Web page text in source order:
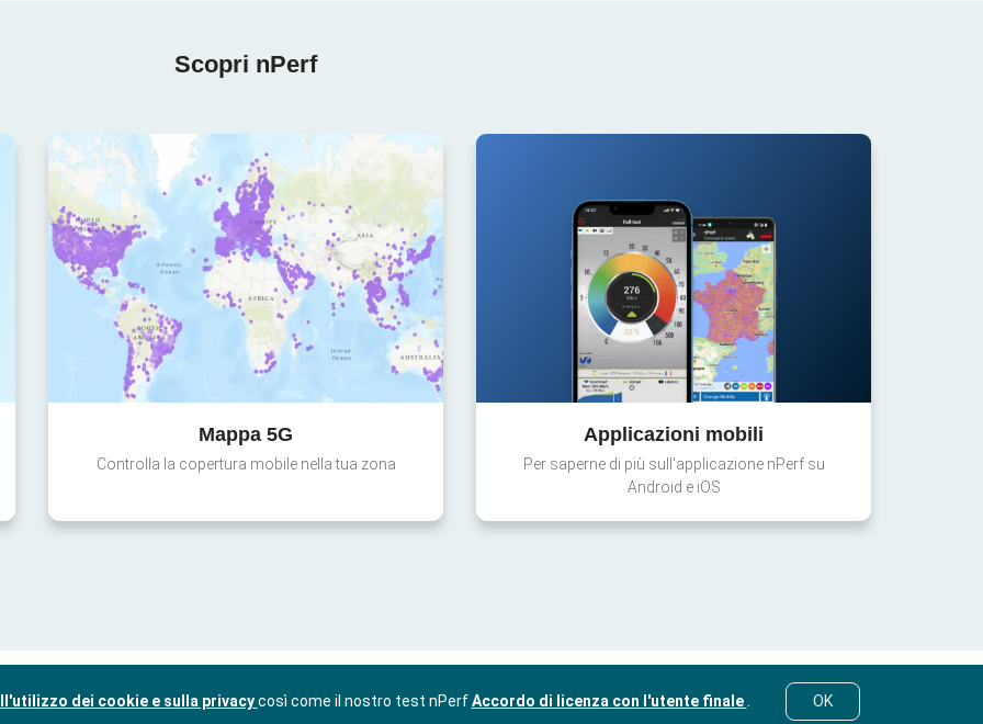
Scopri nPerf
Mappa 5G
Controlla la copertura mobile nella tua zona
Applicazioni mobili
Per saperne di più sull'applicazione nPerf su
Android e iOS
dei cookie e sulla privacycosì come il nostro test nPerfAccordo di licenza con l'utente finale OK